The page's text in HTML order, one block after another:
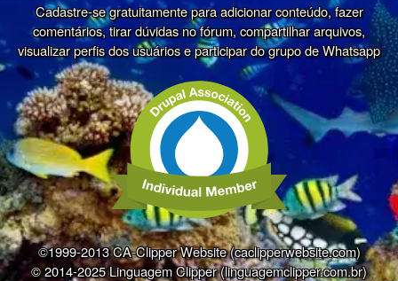
Cadastre-se gratuitamente para adicionar conteúdo, fazer
comentários, tirar dúvidas no fórum, compartilhar arquivos,
visualizar perfis dos usuários e participar do grupo de Whatsapp
©1999-2013 CA-Clipper Website (caclipperwebsite.com)
© 2014-2025 Linguagem Clipper (linguagemclipper.com.br)